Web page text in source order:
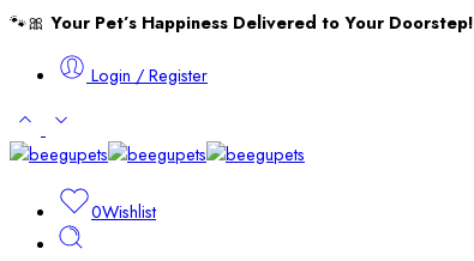
🐾🎀 Your Pet’s Happiness Delivered to Your Doorstep!
Login / Register
0Wishlist